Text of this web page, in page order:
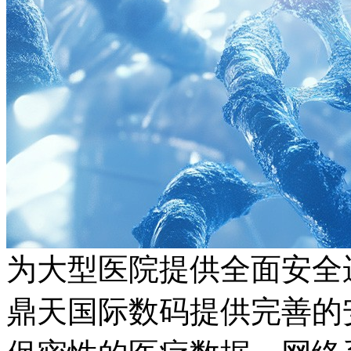
为大型医院提供全面安
鼎天国际数码提供完善的